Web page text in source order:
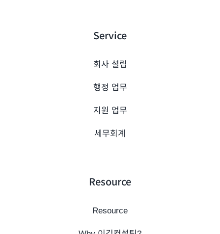
Service
회사 설립
행정 업무
지원 업무
세무회계
Resource
Resource